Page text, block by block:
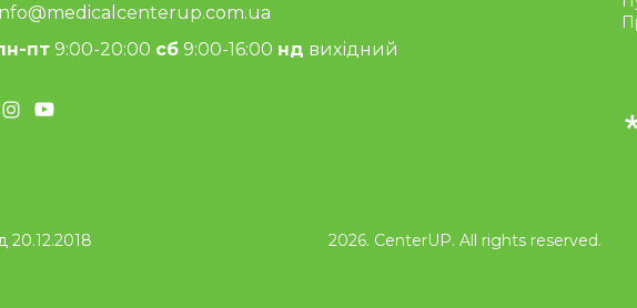
пт9:00-20:00 сб9:00-16:00 нд вихідний
20.12.2018 2026. CenterUP. All rights reserved.